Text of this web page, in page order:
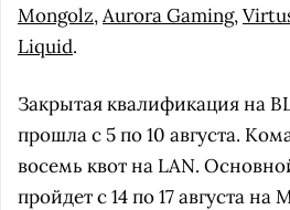
Mongolz,Aurora Gaming,
Liquid.
Закрытая квалификация на
прошла с 5 по 10 августа.
восемь квот на LAN.
пройдет с 14 по 17 августа